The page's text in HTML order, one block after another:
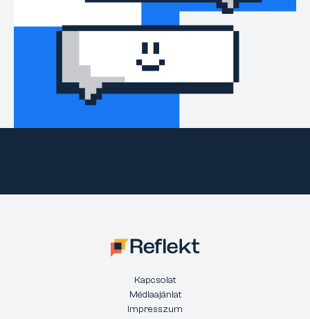
Kapcsolat
Médiaajánlat
Impresszum